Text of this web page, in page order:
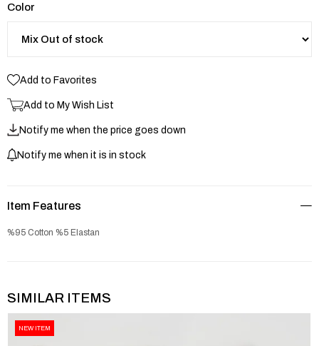
Color
Add to Favorites
Add to My Wish List
Notify me when the price goes down
Notify me when it is in stock
Item Features
%95 Cotton %5 Elastan
SIMILAR ITEMS
NEW ITEM